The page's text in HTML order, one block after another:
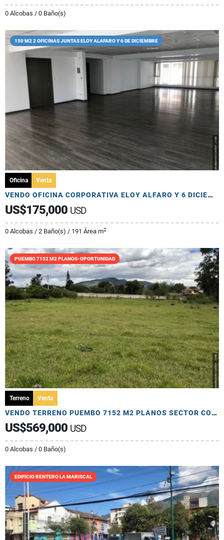
0 Alcobas / 0 Baño(s)
150 M2 2 OFICINAS JUNTAS ELOY ALAFARO Y 6 DE DICIEMBRE
Oficina Venta
VENDO OFICINA CORPORATIVA ELOY ALFARO Y 6 DICIEMBRE 150 M2 MODERNO
US$175,000 USD
0 Alcobas / 2 Baño(s) / 191 Área m2
PUEMBO 7152 M2 PLANOS-OPORTUNIDAD
Terreno Venta
VENDO TERRENO PUEMBO 7152 M2 PLANOS SECTOR COLEGIOS USO MULTIPLE
US$569,000 USD
0 Alcobas / 0 Baño(s)
EDIFICIO RENTERO LA MARISCAL